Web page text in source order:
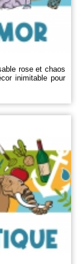
rose et chaos
inimitable pour